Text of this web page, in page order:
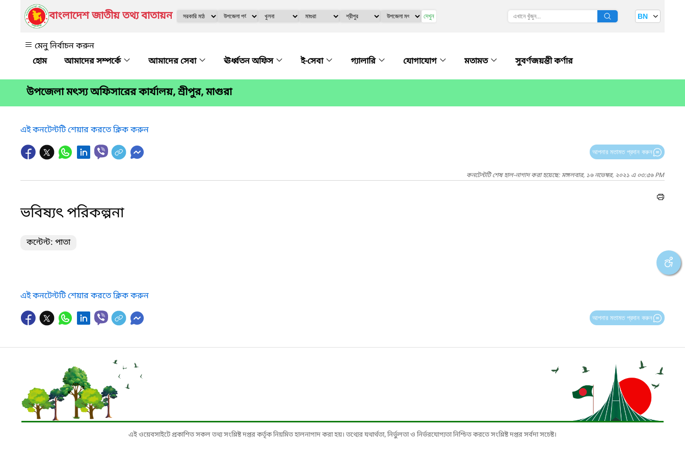
বাংলাদেশ জাতীয় তথ্য বাতায়ন দেখুন BN
মেনু নির্বাচন করুন
আমাদের সম্পর্কে
আমাদের সেবা ঊর্ধ্বতন অফিস ই-সেবা গ্যালারি যোগাযোগ মতামত সুবর্ণজয়ন্তী কর্ণার
উপজেলা মৎস্য অফিসারের কার্যালয়, শ্রীপুর, মাগুরা
এই কনটেন্টটি শেয়ার করতে ক্লিক করুন
আপনার মতামত প্রদান করুন
কনটেন্টটি শেষ হাল-নাগাদ করা হয়েছে: মঙ্গলবার, ১৬ নভেম্বর, ২০২১ এ ০৩:৫৬ PM
ভবিষ্যৎ পরিকল্পনা
কন্টেন্ট: পাতা
এই কনটেন্টটি শেয়ার করতে ক্লিক করুন
আপনার মতামত প্রদান করুন
এই ওয়েবসাইটে প্রকাশিত সকল তথ্য সংশ্লিষ্ট দপ্তর কর্তৃক নিয়মিত হালনাগাদ করা হয়। তথ্যের যথার্থতা, নির্ভুলতা ও নির্ভরযোগ্যতা নিশ্চিত করতে সংশ্লিষ্ট দপ্তর সর্বদা সচেষ্ট।